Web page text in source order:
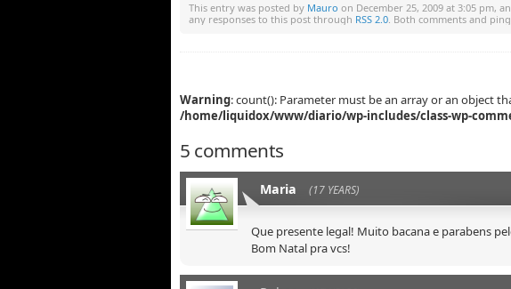
This entry was posted by Mauro on December 25, 2009 at 3:05 pm,
any responses to this post through RSS 2.0. Both comments and
Warning: count(): Parameter must be an array or an object
/home/liquidox/www/diario/wp-includes/class-wp-
5 comments
Maria (17 YEARS)
Que presente legal! Muito bacana e parabens
Bom Natal pra vcs!